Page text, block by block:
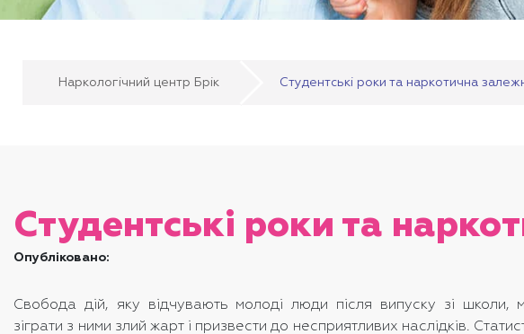
Наркологічний центр Брік Студентські роки та наркотична
Студентські роки та
Опубліковано:
Свобода дій, яку відчувають молоді люди після випуску зі школи,
зіграти з ними злий жарт і призвести до несприятливих наслідків.